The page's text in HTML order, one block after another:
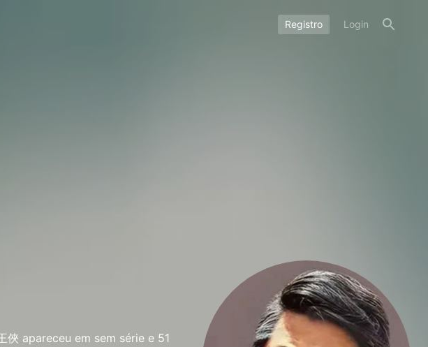
Registro Login
apareceu em sem série e 51